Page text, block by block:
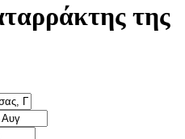
της